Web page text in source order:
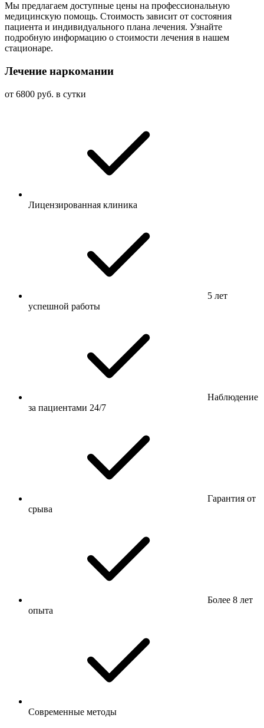
Мы предлагаем доступные цены на профессиональную
медицинскую помощь. Стоимость зависит от состояния
пациента и индивидуального плана лечения. Узнайте
подробную информацию о стоимости лечения в нашем
стационаре.
Лечение наркомании
от 6800 руб. в сутки
Лицензированная клиника
5 лет
успешной работы
Наблюдение
за пациентами 24/7
Гарантия от
срыва
Более 8 лет
опыта
Современные методы